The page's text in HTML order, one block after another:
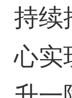
持续
心实